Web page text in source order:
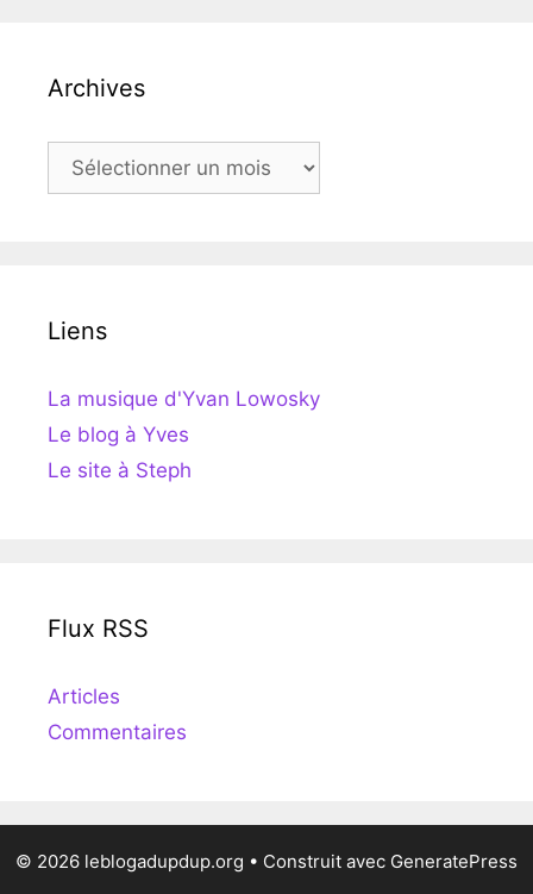
Archives
Archives
Liens
La musique d'Yvan Lowosky
Le blog à Yves
Le site à Steph
Flux RSS
Articles
Commentaires
© 2026 leblogadupdup.org • Construit avec GeneratePress